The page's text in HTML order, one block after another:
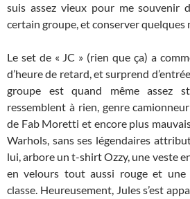
suis assez vieux pour me souvenir
certain groupe, et conserver quelques
Le set de « JC » (rien que ça) a
d’heure de retard, et surprend
groupe est quand même assez
ressemblent à rien, genre
de Fab Moretti et encore plus
Warhols, sans ses légendaires
lui, arbore un t-shirt Ozzy, une veste
en velours tout aussi rouge et une
classe. Heureusement, Jules s’est